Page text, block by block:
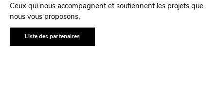
Ceux qui nous accompagnent et soutiennent les projets que
nous vous proposons.
Liste des partenaires